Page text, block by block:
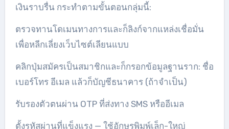
เงินราบรื่น กระทำตามขั้นตอนกลุ่มนี้:
ตรวจทานโดเมนทางการและก็ลิงก์จากแหล่งเชื่อมั่น
เพื่อหลีกเลี่ยงเว็บไซต์เลียนแบบ
คลิกปุ่มสมัครเป็นสมาชิกและก็กรอกข้อมูลฐานราก: ชื่อ
เบอร์โทร อีเมล แล้วก็บัญชีธนาคาร (ถ้าจำเป็น)
รับรองตัวตนผ่าน OTP ที่ส่งทาง SMS หรืออีเมล
ตั้งรหัสผ่านที่แข็งแรง — ใช้อักษรพิมพ์เล็ก-ใหญ่